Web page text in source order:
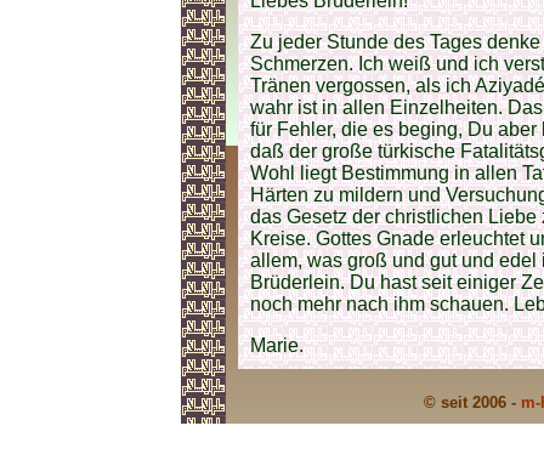
Zu jeder Stunde des Tages
Schmerzen. Ich weiß und ich
Tränen vergossen, als ich
wahr ist in allen Einzelheiten.
für Fehler, die es beging, Du
daß der große türkische
Wohl liegt Bestimmung in allen
Härten zu mildern und
das Gesetz der christlichen
Kreise. Gottes Gnade erleuchtet
allem, was groß und gut und
Brüderlein. Du hast seit einiger
noch mehr nach ihm schauen.
Marie.
© seit 2006 -